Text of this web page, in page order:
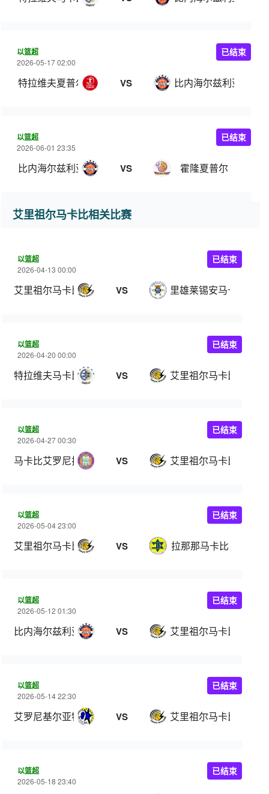
以篮超
2026-05-17 02:00
特拉维夫夏普尔 VS 比内海尔兹利亚
已结束
以篮超
2026-06-01 23:35
比内海尔兹利亚 VS 霍隆夏普尔
已结束
艾里祖尔马卡比相关比赛
以篮超
2026-04-13 00:00
艾里祖尔马卡比 VS 里雄莱锡安马卡比
已结束
以篮超
2026-04-20 00:00
特拉维夫马卡比 VS 艾里祖尔马卡比
已结束
以篮超
2026-04-27 00:30
马卡比艾罗尼拉马特甘 VS 艾里祖尔马卡比
已结束
以篮超
2026-05-04 23:00
艾里祖尔马卡比 VS 拉那那马卡比
已结束
以篮超
2026-05-12 01:30
比内海尔兹利亚 VS 艾里祖尔马卡比
已结束
以篮超
2026-05-14 22:30
艾罗尼基尔亚特阿塔 VS 艾里祖尔马卡比
已结束
以篮超
2026-05-18 23:40
已结束